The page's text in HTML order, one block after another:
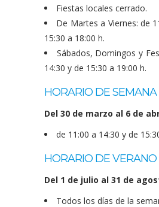
Fiestas locales cerrado.
De Martes a Viernes: de
15:30 a 18:00 h.
Sábados, Domingos y
14:30 y de 15:30 a 19:00 h.
HORARIO DE SEMANA
Del 30 de marzo al 6 de
de 11:00 a 14:30 y de
HORARIO DE VERANO
Del 1 de julio al 31 de
Todos los días de la